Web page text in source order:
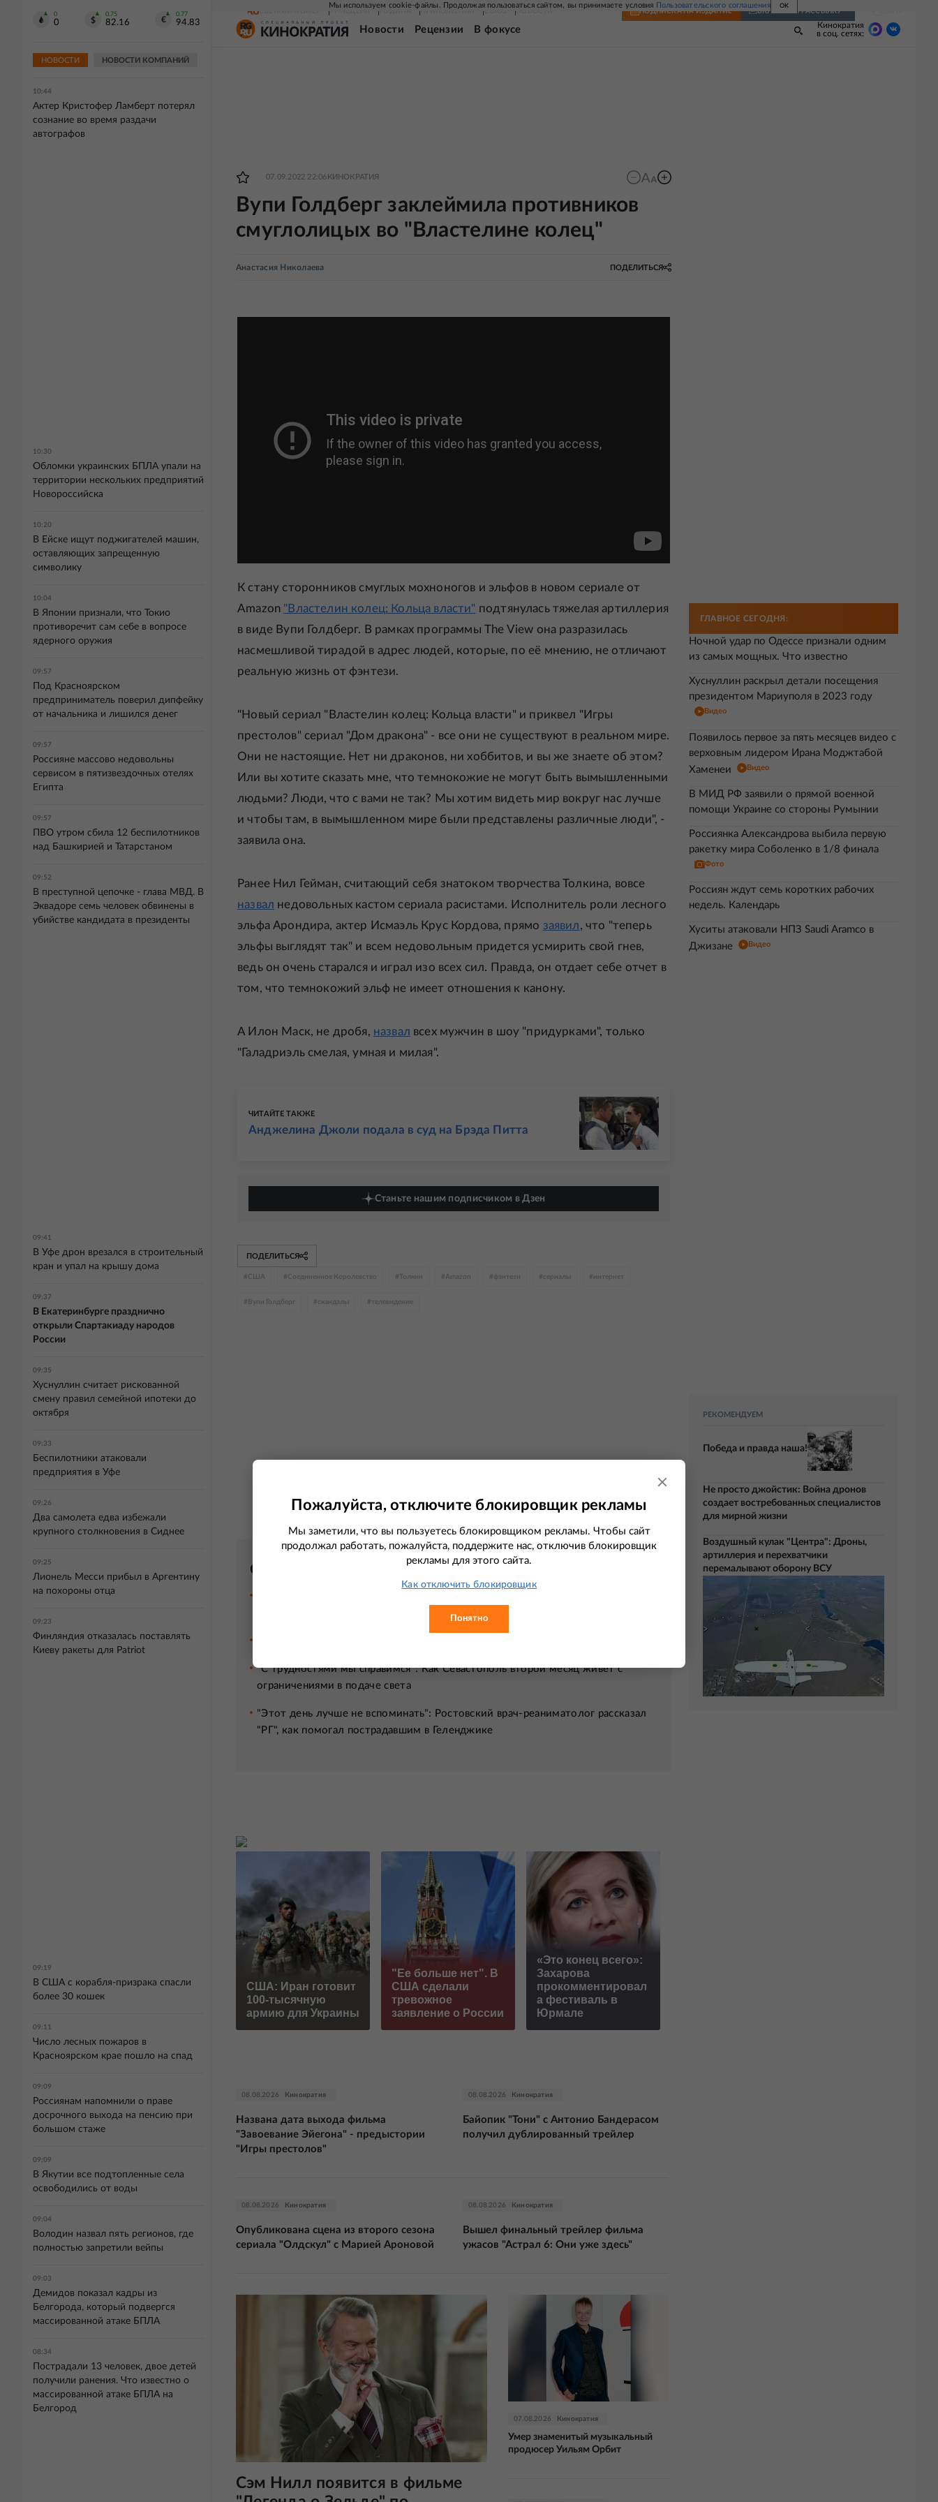
Мы используем cookie-файлы. Продолжая пользоваться сайтом, вы принимаете условия Пользовательского соглашения OK
ПРИЛОЖЕНИЯ ПОДПИСКА НА ИЗДАНИЕ ВКЛЮЧИТЬ РАССЫЛКУ
Новости Рецензии В фокусе
Кинократия
в соц. сетях:
07.09.2022 22:06 КИНОКРАТИЯ
Вупи Голдберг заклеймила противников
смуглолицых во "Властелине колец"
Анастасия Николаева ПОДЕЛИТЬСЯ
К стану сторонников смуглых мохноногов и эльфов в новом сериале от
Amazon "Властелин колец: Кольца власти" подтянулась тяжелая артиллерия
в виде Вупи Голдберг. В рамках программы The View она разразилась
насмешливой тирадой в адрес людей, которые, по её мнению, не отличают
реальную жизнь от фэнтези.
"Новый сериал "Властелин колец: Кольца власти" и приквел "Игры
престолов" сериал "Дом дракона" - все они не существуют в реальном мире.
Они не настоящие. Нет ни драконов, ни хоббитов, и вы же знаете об этом?
Или вы хотите сказать мне, что темнокожие не могут быть вымышленными
людьми? Люди, что с вами не так? Мы хотим видеть мир вокруг нас лучше
и чтобы там, в вымышленном мире были представлены различные люди", -
заявила она.
Ранее Нил Гейман, считающий себя знатоком творчества Толкина, вовсе
назвал недовольных кастом сериала расистами. Исполнитель роли лесного
эльфа Арондира, актер Исмаэль Крус Кордова, прямо заявил, что "теперь
эльфы выглядят так" и всем недовольным придется усмирить свой гнев,
ведь он очень старался и играл изо всех сил. Правда, он отдает себе отчет в
том, что темнокожий эльф не имеет отношения к канону.
А Илон Маск, не дробя, назвал всех мужчин в шоу "придурками", только
"Галадриэль смелая, умная и милая".
ЧИТАЙТЕ ТАКЖЕ
Анджелина Джоли подала в суд на Брэда Питта
Станьте нашим подписчиком в Дзен
ПОДЕЛИТЬСЯ
# США # Соединенное Королевство # Толкин # Amazon # фэнтези # сериалы # интернет
# Вупи Голдберг # скандалы # телевидение
Сейчас читают
"С трудностями мы справимся": Как Севастополь второй месяц живет с
ограничениями в подаче света
"Этот день лучше не вспоминать": Ростовский врач-реаниматолог рассказал
"РГ", как помогал пострадавшим в Геленджике
США: Иран готовит
100-тысячную
армию для Украины
"Ее больше нет". В
США сделали
тревожное
заявление о России
«Это конец всего»:
Захарова
прокомментировал
а фестиваль в
Юрмале
08.08.2026 Кинократия
Названа дата выхода фильма
"Завоевание Эйегона" - предыстории
"Игры престолов"
08.08.2026 Кинократия
Байопик "Тони" с Антонио Бандерасом
получил дублированный трейлер
08.08.2026 Кинократия
Опубликована сцена из второго сезона
сериала "Олдскул" с Марией Ароновой
08.08.2026 Кинократия
Вышел финальный трейлер фильма
ужасов "Астрал 6: Они уже здесь"
Сэм Нилл появится в фильме
07.08.2026 Кинократия
Умер знаменитый музыкальный
продюсер Уильям Орбит
ГЛАВНОЕ СЕГОДНЯ:
Ночной удар по Одессе признали одним
из самых мощных. Что известно
Хуснуллин раскрыл детали посещения
президентом Мариуполя в 2023 году
Видео
Появилось первое за пять месяцев видео с
верховным лидером Ирана Моджтабой
Хаменеи
Видео
В МИД РФ заявили о прямой военной
помощи Украине со стороны Румынии
Россиянка Александрова выбила первую
ракетку мира Соболенко в 1/8 финала
Фото
Россиян ждут семь коротких рабочих
недель. Календарь
Хуситы атаковали НПЗ Saudi Aramco в
Джизане
Видео
РЕКОМЕНДУЕМ
Победа и правда наша!
Не просто джойстик: Война дронов
создает востребованных специалистов
для мирной жизни
Воздушный кулак "Центра": Дроны,
артиллерия и перехватчики
перемалывают оборону ВСУ
0
0
0.75
82.16
0.77
94.83
НОВОСТИ НОВОСТИ КОМПАНИЙ
10:45
Белгород
10:44
Актер Кристофер Ламберт потерял
сознание во время раздачи
автографов
10:30
Обломки украинских БПЛА упали на
территории нескольких предприятий
Новороссийска
10:20
В Ейске ищут поджигателей машин,
оставляющих запрещенную
символику
10:04
В Японии признали, что Токио
противоречит сам себе в вопросе
ядерного оружия
09:57
Под Красноярском
предприниматель поверил дипфейку
от начальника и лишился денег
09:57
Россияне массово недовольны
сервисом в пятизвездочных отелях
Египта
09:57
ПВО утром сбила 12 беспилотников
над Башкирией и Татарстаном
09:52
В преступной цепочке - глава МВД. В
Эквадоре семь человек обвинены в
убийстве кандидата в президенты
09:41
В Уфе дрон врезался в строительный
кран и упал на крышу дома
09:37
В Екатеринбурге празднично
открыли Спартакиаду народов
России
09:35
Хуснуллин считает рискованной
смену правил семейной ипотеки до
октября
09:33
Беспилотники атаковали
предприятия в Уфе
09:26
Два самолета едва избежали
крупного столкновения в Сиднее
09:25
Лионель Месси прибыл в Аргентину
на похороны отца
09:23
Финляндия отказалась поставлять
Киеву ракеты для Patriot
09:19
В США с корабля-призрака спасли
более 30 кошек
09:11
Число лесных пожаров в
Красноярском крае пошло на спад
09:09
Россиянам напомнили о праве
досрочного выхода на пенсию при
большом стаже
09:09
В Якутии все подтопленные села
освободились от воды
09:04
Володин назвал пять регионов, где
полностью запретили вейпы
09:03
Демидов показал кадры из
Белгорода, который подвергся
массированной атаке БПЛА
08:34
Пострадали 13 человек, двое детей
получили ранения. Что известно о
массированной атаке БПЛА на
Белгород
Пожалуйста, отключите блокировщик рекламы
Мы заметили, что вы пользуетесь блокировщиком рекламы. Чтобы сайт
продолжал работать, пожалуйста, поддержите нас, отключив блокировщик
рекламы для этого сайта.
Как отключить блокировщик
Понятно